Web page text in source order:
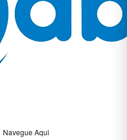
Navegue Aqui